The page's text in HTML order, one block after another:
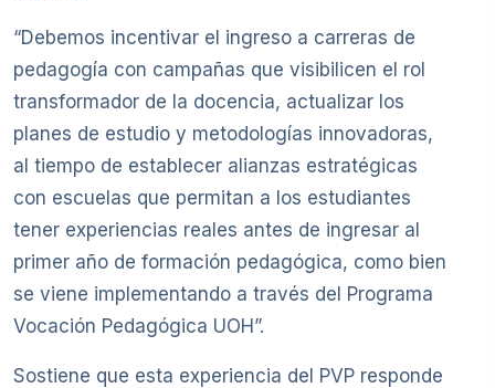
“Debemos incentivar el ingreso a carreras de
pedagogía con campañas que visibilicen el rol
transformador de la docencia, actualizar los
planes de estudio y metodologías innovadoras,
al tiempo de establecer alianzas estratégicas
con escuelas que permitan a los estudiantes
tener experiencias reales antes de ingresar al
primer año de formación pedagógica, como bien
se viene implementando a través del Programa
Vocación Pedagógica UOH”.
Sostiene que esta experiencia del PVP responde